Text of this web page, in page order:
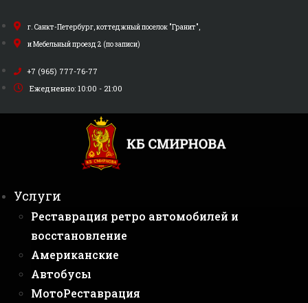
к
содержимому
г. Санкт-Петербург, коттеджный поселок "Гранит",
и Мебельный проезд 2 (по записи)
+7 (965) 777-76-77
Ежедневно: 10:00 - 21:00
Услуги
Реставрация ретро автомобилей и
восстановление
Американские
Автобусы
МотоРеставрация